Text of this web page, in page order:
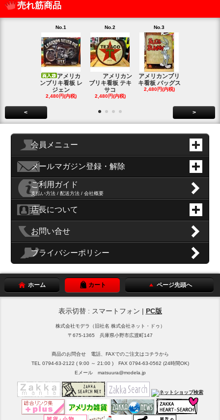
売れ筋商品
No.1
アメリカ
ンブリキ看板 レ
ジェン
2,480円(内税)
No.2
アメリカン
ブリキ看板 テキ
サコ
2,480円(内税)
No.3
アメリカンブリ
キ看板 バッグス
2,480円(内税)
< >
会員メニュー
メールマガジン登録・解除
ご利用ガイド
支払い方法 / 配送方法 / 会社概要
店長について
お問い合せ
プライバシーポリシー
ホーム カート ページ先頭へ
表示切替 : スマートフォン | PC版
株式会社モデラ（旧社名 株式会社ネット・ドゥ）
〒675-1365 兵庫県小野市広渡町147
商品のお問合せ 電話、FAXでのご注文はコチラから
TEL 0794-63-2122 ( 9:00 ～ 21:00 ) FAX 0794-63-0562 (24時間OK)
Eメール matsuura@modela.jp